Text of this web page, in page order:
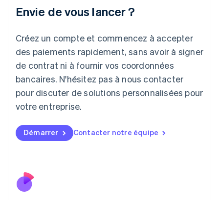
Envie de vous lancer ?
Créez un compte et commencez à accepter
des paiements rapidement, sans avoir à signer
de contrat ni à fournir vos coordonnées
bancaires. N'hésitez pas à nous contacter
pour discuter de solutions personnalisées pour
votre entreprise.
Démarrer Contacter notre équipe
English
Italie
Japon
日本語
Lettonie
English
Liechtenstein
DeutschEnglish
English
FrançaisDeutschEnglish
Malaisie
Mexique
Español